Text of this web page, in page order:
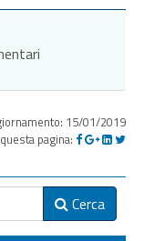
15/01/2019
pagina:
Cerca